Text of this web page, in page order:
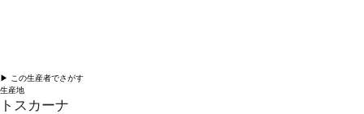
▶︎ この生産者でさがす
生産地
トスカーナ